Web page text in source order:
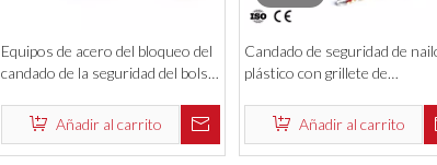
Equipos de acero del bloqueo del
candado de la seguridad del bolso
del OEM Añadir al carrito
Candado de seguridad de
plástico con grillete de
calidad Añadir al carrito